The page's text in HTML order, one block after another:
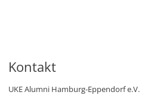
Kontakt
UKE Alumni Hamburg-Eppendorf e.V.